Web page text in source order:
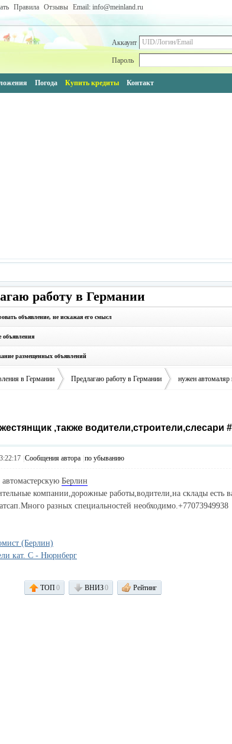
Правила Отзывы Email: info@meinland.ru
Аккаунт
Пароль
Погода Купить кредиты Контакт
работу в Германии
объявление, не искажая его смысл
объявления
размещенных объявлений
в Германии
›
Предлагаю работу в Германии
›
нужен
,также водители,строители,слесари
Сообщения автора по убыванию
Берлин
компании,дорожные работы,водители,на склады есть
разных специальностей необходимо.+77073949938
(Берлин)
кат. C - Нюрнберг
ТОП0 ВНИЗ0 Рейтинг